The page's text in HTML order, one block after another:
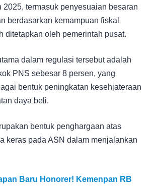
2025, termasuk penyesuaian besaran
berdasarkan kemampuan fiskal
ditetapkan oleh pemerintah pusat.
dalam regulasi tersebut adalah
PNS sebesar 8 persen, yang
bentuk peningkatan kesehjateraan
daya beli.
bentuk penghargaan atas
keras pada ASN dalam menjalankan
Baru Honorer! Kemenpan RB